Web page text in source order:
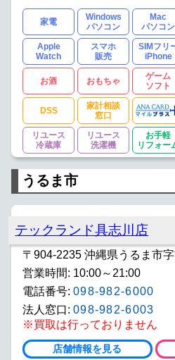
家電
Windows
パソコン
Mac
パソコン
Apple
Watch
スマホ
販売
SIMフリ
iPhone
お酒 おもちゃ
ゲーム
ソフト
DSS
家計相談
窓口
リユース
冷蔵庫
リユース
洗濯機
お手軽
リフォー
うるま市
テックランド具志川店
〒904-2235 沖縄県うるま市
営業時間: 10:00～21:00
電話番号: 098-982-6000
法人窓口: 098-982-6003
※買取は行っておりません
店舗情報を見る